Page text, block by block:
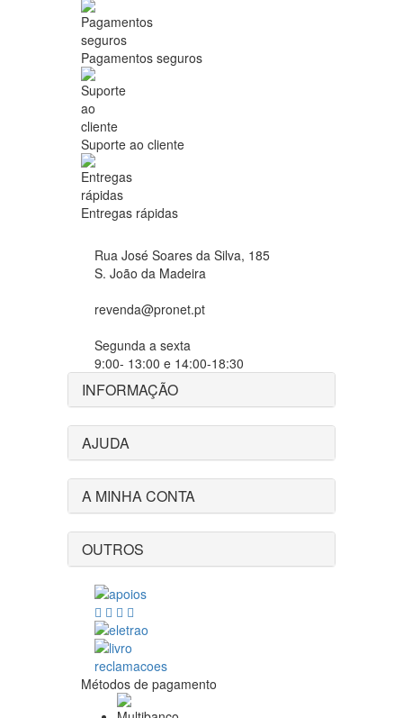
Pagamentos seguros
Suporte ao cliente
Entregas rápidas
Rua José Soares da Silva, 185
S. João da Madeira
revenda@pronet.pt
Segunda a sexta
9:00- 13:00 e 14:00-18:30
INFORMAÇÃO
AJUDA
A MINHA CONTA
OUTROS
Métodos de pagamento